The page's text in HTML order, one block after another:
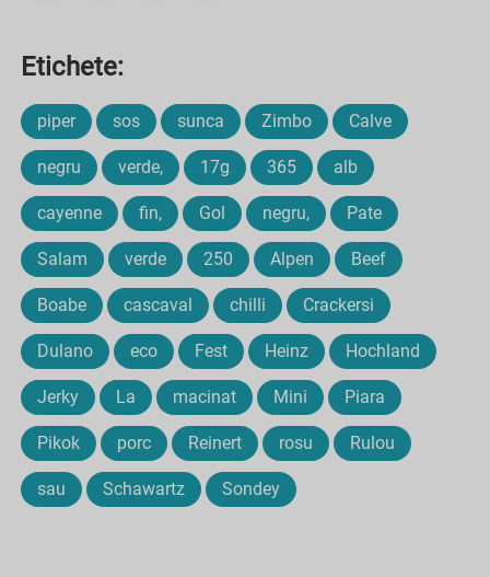
Etichete:
piper sos sunca Zimbo Calve
negru verde, 17g 365 alb
cayenne fin, Gol negru, Pate
Salam verde 250 Alpen Beef
Boabe cascaval chilli Crackersi
Dulano eco Fest Heinz Hochland
Jerky La macinat Mini Piara
Pikok porc Reinert rosu Rulou
sau Schawartz Sondey